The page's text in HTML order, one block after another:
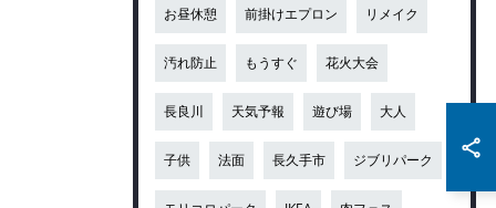
お昼休憩 前掛けエプロン リメイク
汚れ防止 もうすぐ 花火大会
長良川 天気予報 遊び場 大人
子供 法面 長久手市 ジブリパーク